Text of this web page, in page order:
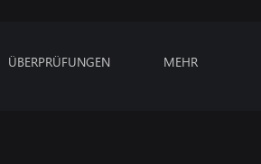
ÜBERPRÜFUNGEN MEHR